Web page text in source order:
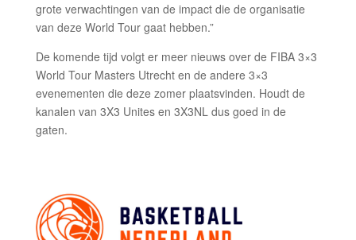
grote verwachtingen van de impact die de organisatie
van deze World Tour gaat hebben.”
De komende tijd volgt er meer nieuws over de FIBA 3×3
World Tour Masters Utrecht en de andere 3×3
evenementen die deze zomer plaatsvinden. Houdt de
kanalen van 3X3 Unites en 3X3NL dus goed in de
gaten.